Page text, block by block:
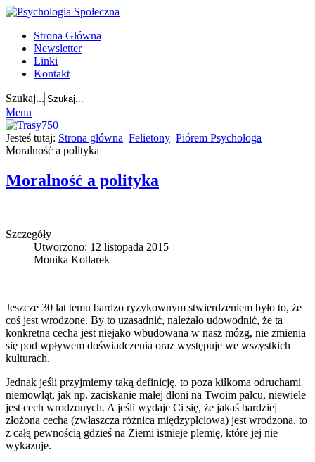
Strona Główna
Newsletter
Linki
Kontakt
Szukaj...
Menu
Jesteś tutaj: Strona główna Felietony Piórem Psychologa
Moralność a polityka
Moralność a polityka
Szczegóły
Utworzono: 12 listopada 2015
Monika Kotlarek
Jeszcze 30 lat temu bardzo ryzykownym stwierdzeniem było to, że
coś jest wrodzone. By to uzasadnić, należało udowodnić, że ta
konkretna cecha jest niejako wbudowana w nasz mózg, nie zmienia
się pod wpływem doświadczenia oraz występuje we wszystkich
kulturach.
Jednak jeśli przyjmiemy taką definicję, to poza kilkoma odruchami
niemowląt, jak np. zaciskanie małej dłoni na Twoim palcu, niewiele
jest cech wrodzonych. A jeśli wydaje Ci się, że jakaś bardziej
złożona cecha (zwłaszcza różnica międzypłciowa) jest wrodzona, to
z całą pewnością gdzieś na Ziemi istnieje plemię, które jej nie
wykazuje.